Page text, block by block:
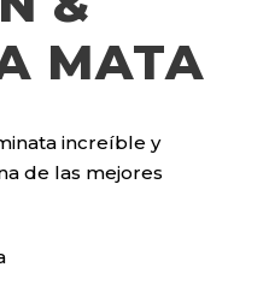
MATA
increíble y
de las mejores